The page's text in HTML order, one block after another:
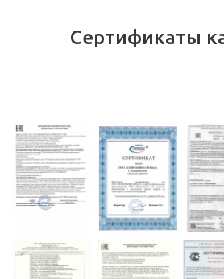
Сертификаты